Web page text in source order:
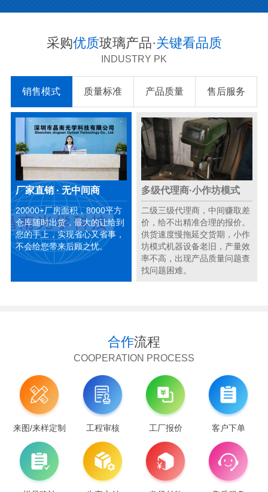
采购优质玻璃产品·关键看品质
INDUSTRY PK
销售模式 质量标准 产品质量 售后服务
厂家直销 · 无中间商
20000+厂房面积，8000平方
仓库随时出货，最大的让给到
您的手上，实现省心又省事，
不会给您带来后顾之忧。
多级代理商·小作坊模式
二级三级代理商，中间赚取差
价，给不出精准合理的报价。
供货速度慢拖延交货期，小作
坊模式机器设备老旧，产量效
率不高，出现产品质量问题查
找问题困难。
合作流程
COOPERATION PROCESS
来图/来样定制 工程审核 工厂报价 客户下单